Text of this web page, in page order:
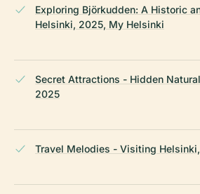
Exploring Björkudden: A Historic
Helsinki, 2025, My Helsinki
Secret Attractions - Hidden
2025
Travel Melodies - Visiting